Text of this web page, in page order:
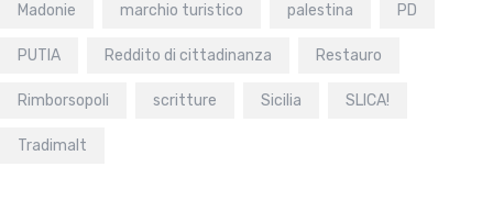
Madonie marchio turistico palestina PD
PUTIA Reddito di cittadinanza Restauro
Rimborsopoli scritture Sicilia SLICA!
Tradimalt